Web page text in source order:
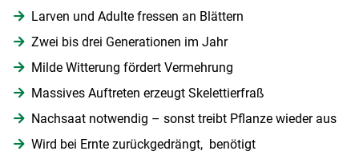
Larven und Adulte fressen an Blättern
Zwei bis drei Generationen im Jahr
Milde Witterung fördert Vermehrung
Massives Auftreten erzeugt Skelettierfraß
Nachsaat notwendig – sonst treibt Pflanze wieder aus
Wird bei Ernte zurückgedrängt, benötigt